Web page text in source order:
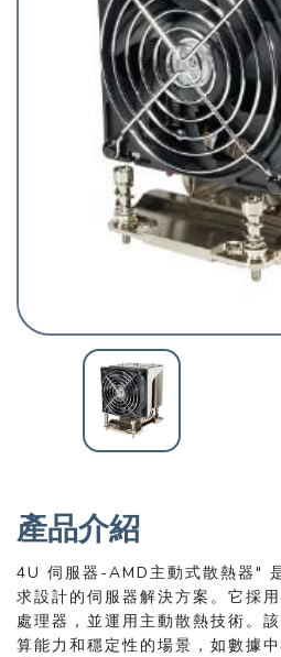
產品介紹
4U 伺服器-AMD主動式散熱器"
求設計的伺服器解決方案。它採
處理器，並運用主動散熱技術。
算能力和穩定性的場景，如數據